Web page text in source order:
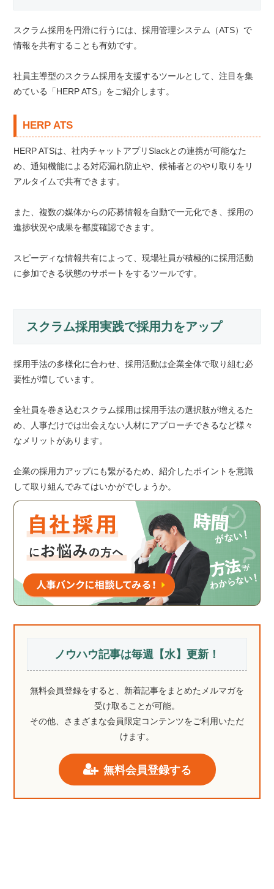
スクラム採用を円滑に行うには、採用管理システム（ATS）で
情報を共有することも有効です。
社員主導型のスクラム採用を支援するツールとして、注目を集
めている「HERP ATS」をご紹介します。
HERP ATS
HERP ATSは、社内チャットアプリSlackとの連携が可能なた
め、通知機能による対応漏れ防止や、候補者とのやり取りをリ
アルタイムで共有できます。
また、複数の媒体からの応募情報を自動で一元化でき、採用の
進捗状況や成果を都度確認できます。
スピーディな情報共有によって、現場社員が積極的に採用活動
に参加できる状態のサポートをするツールです。
スクラム採用実践で採用力をアップ
採用手法の多様化に合わせ、採用活動は企業全体で取り組む必
要性が増しています。
全社員を巻き込むスクラム採用は採用手法の選択肢が増えるた
め、人事だけでは出会えない人材にアプローチできるなど様々
なメリットがあります。
企業の採用力アップにも繋がるため、紹介したポイントを意識
して取り組んでみてはいかがでしょうか。
ノウハウ記事は毎週【水】更新！
無料会員登録をすると、新着記事をまとめたメルマガを
受け取ることが可能。
その他、さまざまな会員限定コンテンツをご利用いただ
けます。
無料会員登録する